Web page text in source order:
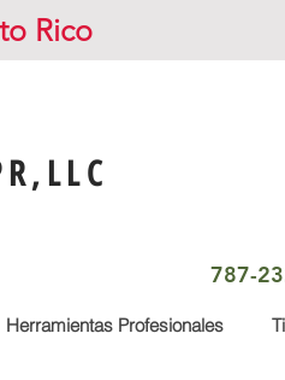
Rico
787-
Herramientas Profesionales